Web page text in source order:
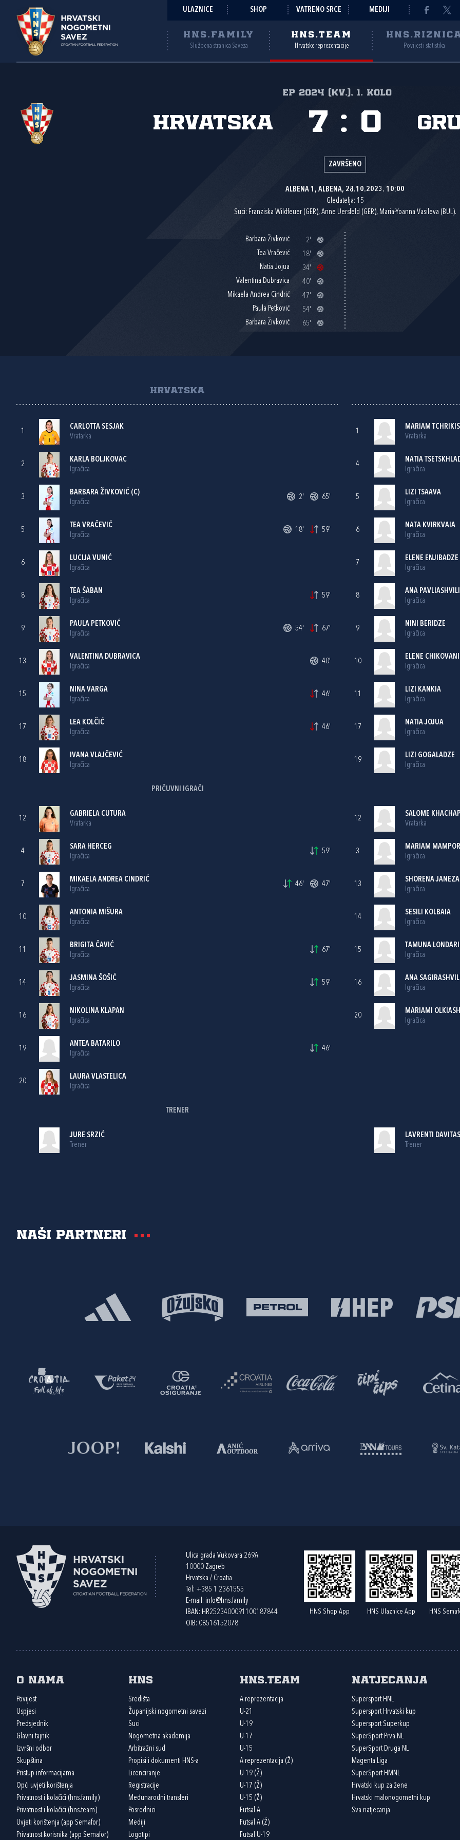
ULAZNICE SHOP VATRENO SRCE MEDIJI
HNS.FAMILY
Službena stranica Saveza
HNS.TEAM
Hrvatske reprezentacije Povijest i statistika
EP 2024 (kv.), 1. kolo
Hrvatska 7 : 0
ZAVRŠENO
ALBENA 1, ALBENA, 28.10.2023. 10:00
Gledatelja: 15
Suci: Franziska Wildfeuer (GER), Anne Uersfeld (GER), Maria-Yoanna Vasileva (BUL).
Barbara Živković
2'
Tea Vračević
18'
Natia Jojua
34'
Valentina Dubravica
40'
Mikaela Andrea Cindrić
47'
Paula Petković
54'
Barbara Živković
65'
HRVATSKA
1
CARLOTTA SESJAK
Vratarka
2
KARLA BOLJKOVAC
Igračica
3
BARBARA ŽIVKOVIĆ (C)
Igračica
2' 65'
5
TEA VRAČEVIĆ
Igračica
18' 59'
6
LUCIJA VUNIĆ
Igračica
8
TEA ŠABAN
Igračica
59'
9
PAULA PETKOVIĆ
Igračica
54' 67'
13
VALENTINA DUBRAVICA
Igračica
40'
15
NINA VARGA
Igračica
46'
17
LEA KOLČIĆ
Igračica
46'
18
IVANA VLAJČEVIĆ
Igračica
PRIČUVNI IGRAČI
12
GABRIELA CUTURA
Vratarka
4
SARA HERCEG
Igračica
59'
7
MIKAELA ANDREA CINDRIĆ
Igračica
46' 47'
10
ANTONIA MIŠURA
Igračica
11
BRIGITA ČAVIĆ
Igračica
67'
14
JASMINA ŠOŠIĆ
Igračica
59'
16
NIKOLINA KLAPAN
Igračica
19
ANTEA BATARILO
Igračica
46'
20
LAURA VLASTELICA
Igračica
TRENER
JURE SRZIĆ
Trener
1
MARIAM
Vratarka
4
NATIA
Igračica
5
LIZI TSAAVA
Igračica
6
NATA KVIRKVAIA
Igračica
7
ELENE
Igračica
8
ANA PAVLIASHVILI
Igračica
9
NINI BERIDZE
Igračica
10
ELENE CHIKOVANI
Igračica
11
LIZI KANKIA
Igračica
17
NATIA JOJUA
Igračica
19
LIZI GOGALADZE
Igračica
12
SALOME
Vratarka
3
MARIAM
Igračica
13
SHORENA
Igračica
14
SESILI KOLBAIA
Igračica
15
TAMUNA
Igračica
16
ANA SAGIRASHVILI
Igračica
20
MARIAMI
Igračica
LAVRENTI
Trener
Naši partneri
Ulica grada Vukovara 269A
10000 Zagreb
Hrvatska / Croatia
Tel: +385 1 2361555
E-mail: info@hns.family
IBAN: HR2523400091100187844
OIB: 08516152078
HNS Shop App HNS Ulaznice App HNS
O nama
Povijest
Uspjesi
Predsjednik
Glavni tajnik
Izvršni odbor
Skupština
Pristup informacijama
Opći uvjeti korištenja
Privatnost i kolačići (hns.family)
Privatnost i kolačići (hns.team)
Uvjeti korištenja (app Semafor)
Privatnost korisnika (app Semafor)
HNS
Središta
Županijski nogometni savezi
Suci
Nogometna akademija
Arbitražni sud
Propisi i dokumenti HNS-a
Licenciranje
Registracije
Međunarodni transferi
Posrednici
Mediji
Logotipi
HNS.team
A reprezentacija
U-21
U-19
U-17
U-15
A reprezentacija (Ž)
U-19 (Ž)
U-17 (Ž)
U-15 (Ž)
Futsal A
Futsal A (Ž)
Futsal U-19
Natjecanja
Supersport HNL
Supersport Hrvatski kup
Supersport Superkup
SuperSport Prva NL
SuperSport Druga NL
Magenta Liga
SuperSport HMNL
Hrvatski kup za žene
Hrvatski malonogometni kup
Sva natjecanja